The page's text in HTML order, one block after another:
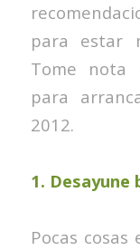
para estar
Tome nota
para
2012.
1. Desayune
Pocas